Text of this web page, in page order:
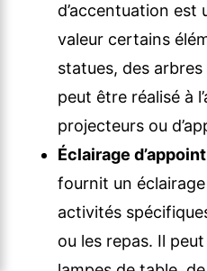
d’accentuation est
valeur certains
statues, des arbres
peut être réalisé à
projecteurs ou
Éclairage
fournit un
activités
ou les repas. Il